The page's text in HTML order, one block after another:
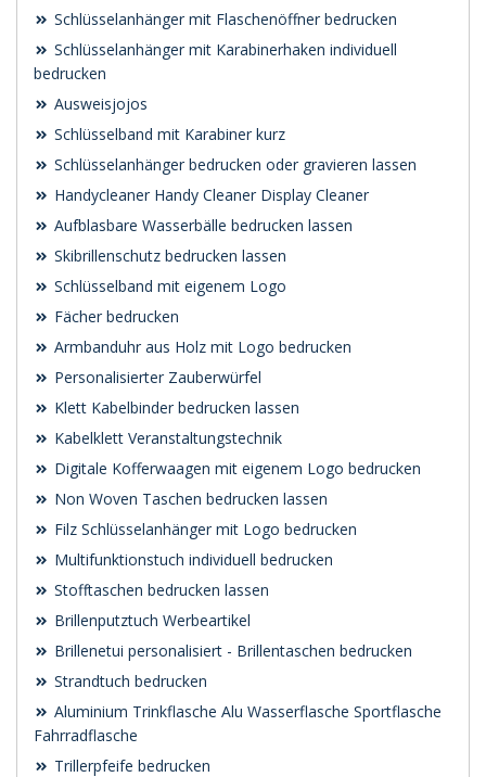
Schlüsselanhänger mit Flaschenöffner bedrucken
Schlüsselanhänger mit Karabinerhaken individuell
bedrucken
Ausweisjojos
Schlüsselband mit Karabiner kurz
Schlüsselanhänger bedrucken oder gravieren lassen
Handycleaner Handy Cleaner Display Cleaner
Aufblasbare Wasserbälle bedrucken lassen
Skibrillenschutz bedrucken lassen
Schlüsselband mit eigenem Logo
Fächer bedrucken
Armbanduhr aus Holz mit Logo bedrucken
Personalisierter Zauberwürfel
Klett Kabelbinder bedrucken lassen
Kabelklett Veranstaltungstechnik
Digitale Kofferwaagen mit eigenem Logo bedrucken
Non Woven Taschen bedrucken lassen
Filz Schlüsselanhänger mit Logo bedrucken
Multifunktionstuch individuell bedrucken
Stofftaschen bedrucken lassen
Brillenputztuch Werbeartikel
Brillenetui personalisiert - Brillentaschen bedrucken
Strandtuch bedrucken
Aluminium Trinkflasche Alu Wasserflasche Sportflasche
Fahrradflasche
Trillerpfeife bedrucken